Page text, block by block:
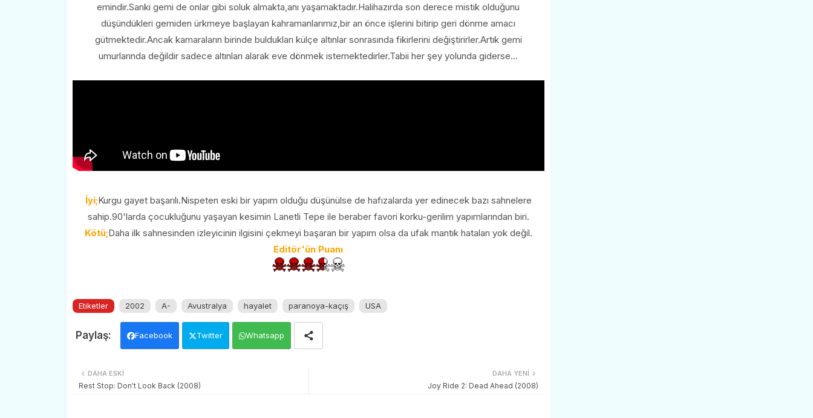
emindir.Sanki gemi de onlar gibi soluk almakta,anı yaşamaktadır.Halihazırda son derece mistik olduğunu
düşündükleri gemiden ürkmeye başlayan kahramanlarımız,bir an önce işlerini bitirip geri dönme amacı
gütmektedir.Ancak kamaraların birinde buldukları külçe altınlar sonrasında fikirlerini değiştirirler.Artık gemi
umurlarında değildir sadece altınları alarak eve dönmek istemektedirler.Tabii her şey yolunda giderse...
İyi;Kurgu gayet başarılı.Nispeten eski bir yapım olduğu düşünülse de hafızalarda yer edinecek bazı sahnelere
sahip.90'larda çocukluğunu yaşayan kesimin Lanetli Tepe ile beraber favori korku-gerilim yapımlarından biri.
Kötü;Daha ilk sahnesinden izleyicinin ilgisini çekmeyi başaran bir yapım olsa da ufak mantık hataları yok değil.
Editör'ün Puanı
Etiketler 2002 A- Avustralya hayalet paranoya-kaçış USA
Facebook Twitter Whatsapp
DAHA YENI
Joy Ride 2: Dead Ahead (2008)
DAHA ESKI
Rest Stop: Don't Look Back (2008)